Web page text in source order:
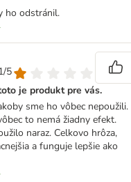
ho odstránil.
5
je produkt pre vás.
sme ho vôbec nepoužili.
to nemá žiadny efekt.
naraz. Celkovo hrôza,
a funguje lepšie ako